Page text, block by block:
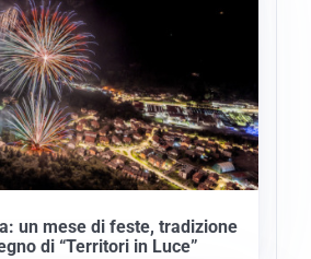
un mese di feste, tradizione
di “Territori in Luce”